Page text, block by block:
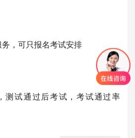
，可只报名考试安排
测试通过后考试，考试通过率